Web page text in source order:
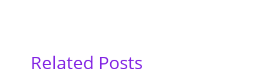
Related Posts